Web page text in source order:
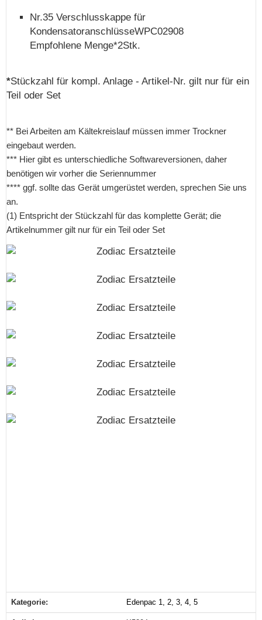
Nr.35 Verschlusskappe für
KondensatoranschlüsseWPC02908
Empfohlene Menge*2Stk.
*Stückzahl für kompl. Anlage - Artikel-Nr. gilt nur für ein
Teil oder Set
** Bei Arbeiten am Kältekreislauf müssen immer Trockner
eingebaut werden.
*** Hier gibt es unterschiedliche Softwareversionen, daher
benötigen wir vorher die Seriennummer
**** ggf. sollte das Gerät umgerüstet werden, sprechen Sie uns
an.
(1) Entspricht der Stückzahl für das komplette Gerät; die
Artikelnummer gilt nur für ein Teil oder Set
Produkteigenschaft
Wert
Kategorie: Edenpac 1, 2, 3, 4, 5